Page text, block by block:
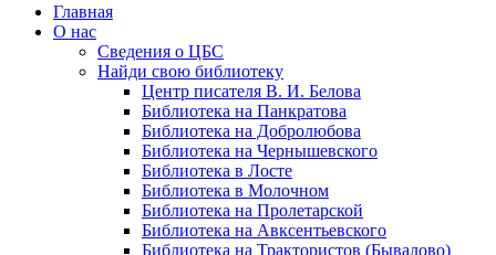
Главная
О нас
Сведения о ЦБС
Найди свою библиотеку
Центр писателя В. И. Белова
Библиотека на Панкратова
Библиотека на Добролюбова
Библиотека на Чернышевского
Библиотека в Лосте
Библиотека в Молочном
Библиотека на Пролетарской
Библиотека на Авксентьевского
Библиотека на Трактористов (Бывалово)